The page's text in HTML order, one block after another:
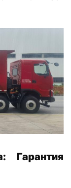
Гарантия